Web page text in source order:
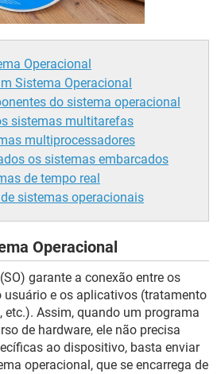
Operacional
Sistema Operacional
do sistema operacional
sistemas multitarefas
multiprocessadores
os sistemas embarcados
de tempo real
sistemas operacionais
Operacional
(SO) garante a conexão entre os
usuário e os aplicativos (tratamento
etc.). Assim, quando um programa
de hardware, ele não precisa
ao dispositivo, basta enviar
operacional, que se encarrega de